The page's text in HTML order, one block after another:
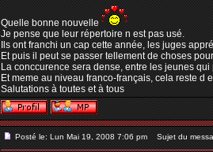
Quelle bonne nouvelle
Je pense que leur répertoire n est pas usé.
Ils ont franchi un cap cette année, les juges
Et puis il peut se passer tellement de choses
La conccurence sera dense, entre les jeunes
Et meme au niveau franco-français, cela reste d
Salutations à toutes et à tous
Posté le: Lun Mai 19, 2008 7:06 pm Sujet du